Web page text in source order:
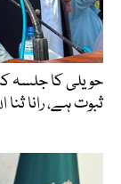
حویلی کا جلسہ
ثبوت ہے، رانا ثنا